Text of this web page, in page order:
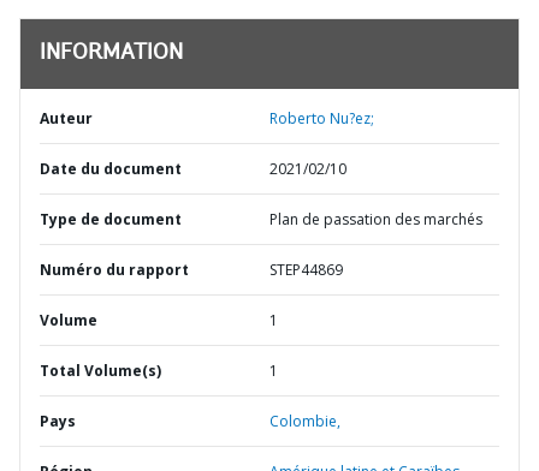
INFORMATION
Auteur Roberto Nu?ez;
Date du document 2021/02/10
Type de document Plan de passation des marchés
Numéro du rapport STEP44869
Volume 1
Total Volume(s) 1
Pays Colombie,